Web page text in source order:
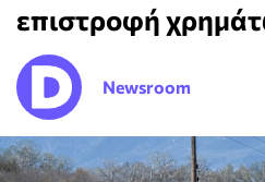
επιστροφή
Newsroom